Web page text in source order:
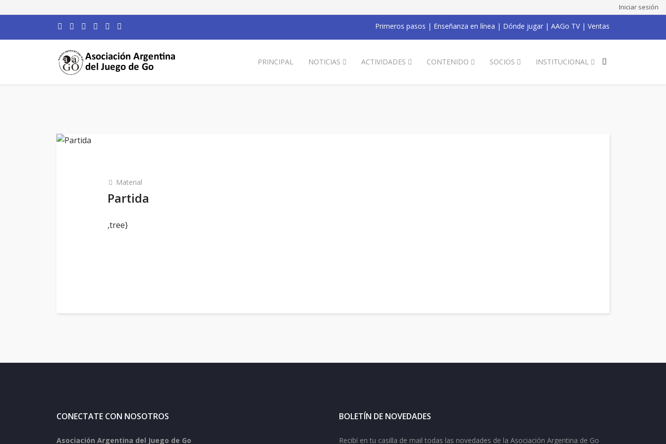
Iniciar sesión
Primeros pasos | Enseñanza en línea | Dónde jugar | AAGo TV| Ventas
PRINCIPAL NOTICIAS ACTIVIDADES CONTENIDO SOCIOS INSTITUCIONAL
Material
Partida
,tree}
CONECTATE CON NOSOTROS
Asociación Argentina del Juego de Go
BOLETÍN DE NOVEDADES
Recibí en tu casilla de mail todas las novedades de la Asociación Argentina de Go